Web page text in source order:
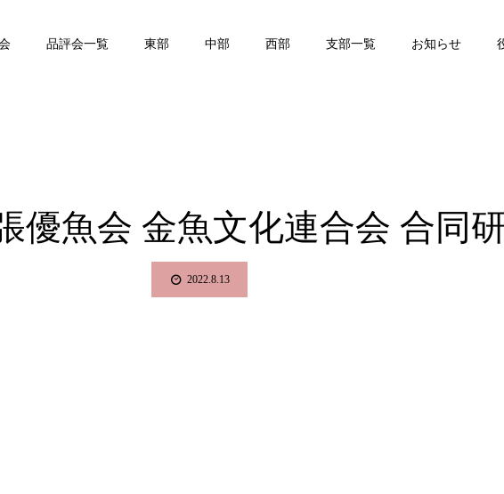
品評会一覧 東部 中部 西部 支部一覧 お知らせ
優魚会 金魚文化連合会 合同
2022.8.13